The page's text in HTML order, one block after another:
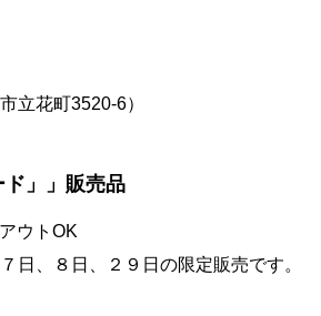
立花町3520-6）
ド」」販売品
ウトOK
８日、２９日の限定販売です。